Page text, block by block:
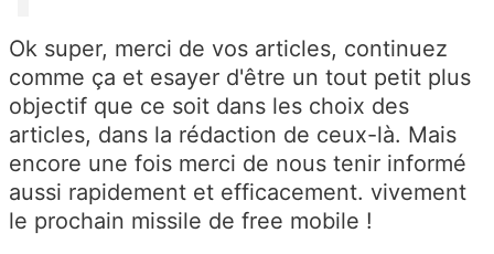
Ok super, merci de vos articles, continuez
comme ça et esayer d'être un tout petit plus
objectif que ce soit dans les choix des
articles, dans la rédaction de ceux-là. Mais
encore une fois merci de nous tenir informé
aussi rapidement et efficacement. vivement
le prochain missile de free mobile !